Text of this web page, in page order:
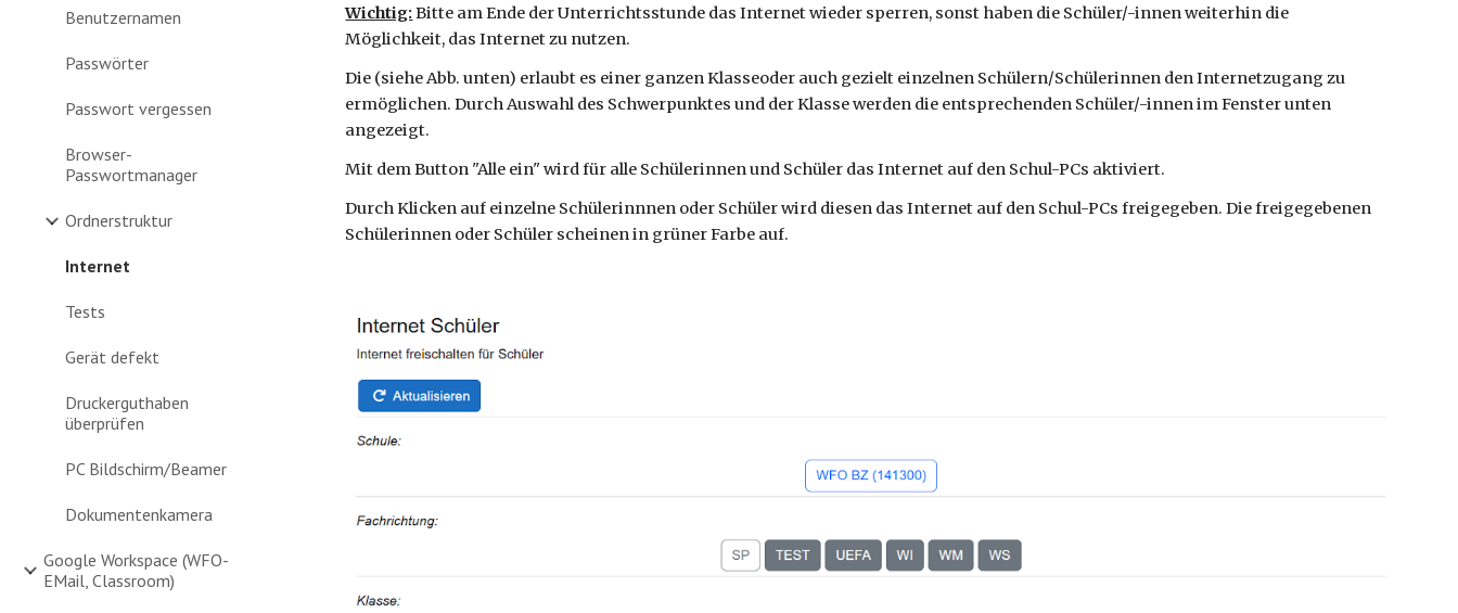
Benutzernamen
Passwörter
Passwort vergessen
Browser-
Passwortmanager
Ordnerstruktur
Internet
Tests
Gerät defekt
Druckerguthaben
überprüfen
PC Bildschirm/Beamer
Dokumentenkamera
Google Workspace (WFO-
EMail, Classroom)
Wichtig:Bitte am Ende der Unterrichtsstunde das Internet wieder sperren, sonst haben die Schüler/-innen weiterhin die
Möglichkeit, das Internet zu nutzen.
Die (siehe Abb. unten) erlaubt es einer ganzen Klasseoder auch gezielt einzelnen Schülern/Schülerinnen den Internetzugang zu
ermöglichen. Durch Auswahl des Schwerpunktesund der Klasse werden die entsprechenden Schüler/-innen im Fenster unten
angezeigt.
Mit dem Button "Alle ein" wird für alle Schülerinnen und Schüler das Internet auf den Schul-PCs aktiviert.
Durch Klicken auf einzelne Schülerinnnen oder Schüler wird diesen das Internet auf den Schul-PCsfreigegeben. Die freigegebenen
Schülerinnen oder Schüler scheinen in grüner Farbe auf.